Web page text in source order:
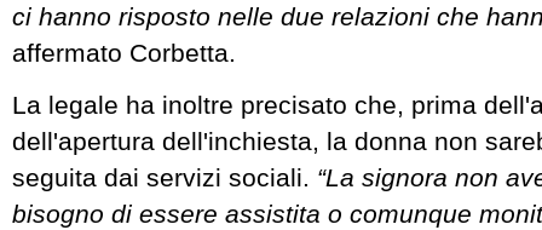
ci hanno risposto nelle due relazioni che
affermato Corbetta.
La legale ha inoltre precisato che, prima
dell'apertura dell'inchiesta, la donna non
seguita dai servizi sociali. “La signora non
bisogno di essere assistita o comunque